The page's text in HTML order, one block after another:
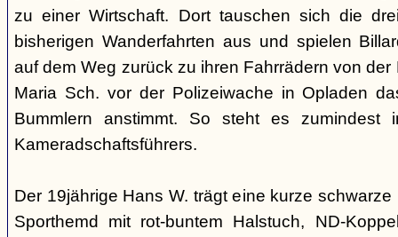
zu einer Wirtschaft. Dort tauschen sich die
bisherigen Wanderfahrten aus und spielen
auf dem Weg zurück zu ihren Fahrrädern von
Maria Sch. vor der Polizeiwache in Opladen
Bummlern anstimmt. So steht es
Kameradschaftsführers.
Der 19jährige Hans W. trägt eine kurze
Sporthemd mit rot-buntem Halstuch, ND-